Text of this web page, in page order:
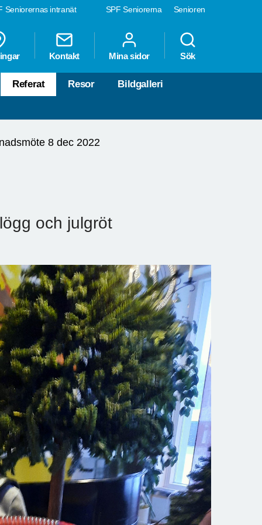
SPF Seniorerna Senioren
Seniorernas intranät
Kontakt Mina sidor Sök
Referat Resor Bildgalleri
8 dec 2022
och julgröt